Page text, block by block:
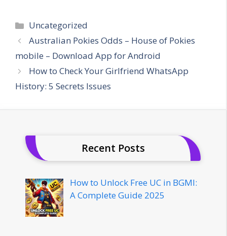
Categories
Uncategorized
Australian Pokies Odds – House of Pokies
mobile – Download App for Android
How to Check Your Girlfriend WhatsApp
History: 5 Secrets Issues
Recent Posts
How to Unlock Free UC in BGMI:
A Complete Guide 2025